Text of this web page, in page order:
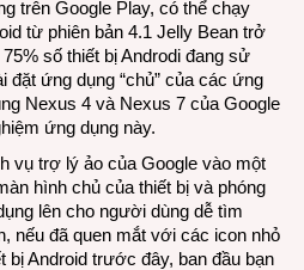
phát
trên Google Play, có thể chạy
từ phiên bản 4.1 Jelly Bean trở
số thiết bị Androdi đang sử
đặt ứng dụng “chủ” của các ứng
Nexus 4 và Nexus 7 của Google
ứng dụng này.
vụ trợ lý ảo của Google vào một
hình chủ của thiết bị và phóng
lên cho người dùng dễ tìm
nếu đã quen mắt với các icon nhỏ
bị Android trước đây, ban đầu bạn